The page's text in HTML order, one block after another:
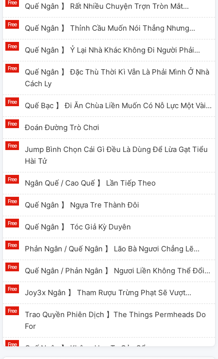
Quế Ngân 】 Rất Nhiều Chuyện Trợn Tròn Mắt...
Quế Ngân 】 Thỉnh Cầu Muốn Nói Thẳng Nhưng...
Quế Ngân 】 Ỷ Lại Nhà Khác Không Đi Người Phải...
Quế Ngân 】 Đặc Thù Thời Kì Vẫn Là Phải Mình Ở Nhà
Cách Ly
Quế Bạc 】 Đi Ăn Chùa Liền Muốn Có Nỗ Lực Một Vài...
Đoán Đường Trò Chơi
Jump Bình Chọn Cái Gì Đều Là Dùng Để Lừa Gạt Tiểu
Hài Tử
Ngân Quế / Cao Quế 】 Lần Tiếp Theo
Quế Ngân 】 Ngựa Tre Thành Đôi
Quế Ngân 】 Tóc Giả Kỳ Duyên
Phản Ngân / Quế Ngân 】 Lão Bà Ngươi Chẳng Lẽ...
Quế Ngân / Phản Ngân 】 Ngươi Liền Không Thể Đổi...
Joy3x Ngân 】 Tham Rượu Trừng Phạt Sẽ Vượt...
Trao Quyền Phiên Dịch 】the Things Permheads Do
For
Quế Ngân 】 Không Hơn Ta Cửa Sổ